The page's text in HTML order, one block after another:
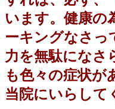
います。健康の
ーキングなさっ
力を無駄になさ
も色々の症状が
当院にいらして